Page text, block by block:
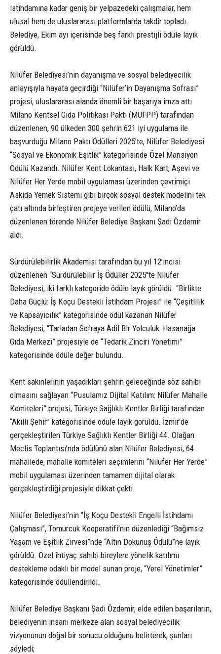
istihdamına kadar geniş bir yelpazedeki çalışmalar, hem
ulusal hem de uluslararası platformlarda takdir topladı.
Belediye, Ekim ayı içerisinde beş farklı prestijli ödüle layık
görüldü.
Nilüfer Belediyesi’nin dayanışma ve sosyal belediyecilik
anlayışıyla hayata geçirdiği “Nilüfer’in Dayanışma Sofrası”
projesi, uluslararası alanda önemli bir başarıya imza attı.
Milano Kentsel Gıda Politikası Paktı (MUFPP) tarafından
düzenlenen, 90 ülkeden 300 şehrin 621 iyi uygulama ile
başvurduğu Milano Paktı Ödülleri 2025’te, Nilüfer Belediyesi
“Sosyal ve Ekonomik Eşitlik” kategorisinde Özel Mansiyon
Ödülü Kazandı. Nilüfer Kent Lokantası, Halk Kart, Aşevi ve
Nilüfer Her Yerde mobil uygulaması üzerinden çevrimiçi
Askıda Yemek Sistemi gibi birçok sosyal destek modelini tek
çatı altında birleştiren projeye verilen ödülü, Milano’da
düzenlenen törende Nilüfer Belediye Başkanı Şadi Özdemir
aldı.
Sürdürülebilirlik Akademisi tarafından bu yıl 12’incisi
düzenlenen “Sürdürülebilir İş Ödüller 2025″te Nilüfer
Belediyesi, iki farklı kategoride ödüle layık görüldü. “Birlikte
Daha Güçlü: İş Koçu Destekli İstihdam Projesi” ile “Çeşitlilik
ve Kapsayıcılık” kategorisinde ödül kazanan Nilüfer
Belediyesi, “Tarladan Sofraya Adil Bir Yolculuk: Hasanağa
Gıda Merkezi” projesiyle de “Tedarik Zinciri Yönetimi”
kategorisinde ödüle değer bulundu.
Kent sakinlerinin yaşadıkları şehrin geleceğinde söz sahibi
olmasını sağlayan “Pusulamız Dijital Katılım: Nilüfer Mahalle
Komiteleri” projesi, Türkiye Sağlıklı Kentler Birliği tarafından
“Akıllı Şehir” kategorisinde ödüle layık görüldü. İzmir’de
gerçekleştirilen Türkiye Sağlıklı Kentler Birliği 44. Olağan
Meclis Toplantısı’nda ödülünü alan Nilüfer Belediyesi, 64
mahallede, mahalle komiteleri seçimlerini “Nilüfer Her Yerde”
mobil uygulaması üzerinden tamamen dijital olarak
gerçekleştirdiği projesiyle dikkat çekti.
Nilüfer Belediyesi’nin “İş Koçu Destekli Engelli İstihdamı
Çalışması”, Tomurcuk Kooperatifi’nin düzenlediği “Bağımsız
Yaşam ve Eşitlik Zirvesi”nde “Altın Dokunuş Ödülü”ne layık
görüldü. Özel ihtiyaç sahibi bireylere yönelik katılımı
destekleme odaklı bir model sunan proje, “Yerel Yönetimler”
kategorisinde ödüllendirildi.
Nilüfer Belediye Başkanı Şadi Özdemir, elde edilen başarıların,
belediyenin insanı merkeze alan sosyal belediyecilik
vizyonunun doğal bir sonucu olduğunu belirterek, şunları
söyledi;